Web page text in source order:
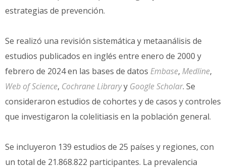
estrategias de prevención.
Se realizó una revisión sistemática y metaanálisis de
estudios publicados en inglés entre enero de 2000 y
febrero de 2024 en las bases de datos Embase, Medline,
Web of Science, Cochrane Libraryy Google Scholar. Se
consideraron estudios de cohortes y de casos y controles
que investigaron la colelitiasis en la población general.
Se incluyeron 139 estudios de 25 países y regiones, con
un total de 21.868.822 participantes. La prevalencia